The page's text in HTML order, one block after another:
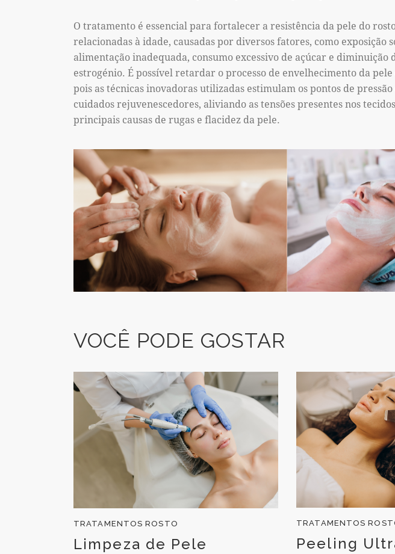
O tratamento é essencial para fortalecer a resistência da pele do
relacionadas à idade, causadas por diversos fatores, como exposição
alimentação inadequada, consumo excessivo de açúcar e diminuição
estrogénio. É possível retardar o processo de envelhecimento da
pois as técnicas inovadoras utilizadas estimulam os pontos de
cuidados rejuvenescedores, aliviando as tensões presentes nos
principais causas de rugas e flacidez da pele.
VOCÊ PODE GOSTAR
Limpeza de Pele
TRATAMENTOS ROSTO
Peeling
TRATAMENTOS